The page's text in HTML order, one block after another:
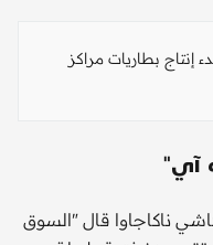
بطاريات مراكز
آي"
ناكاجاوا قال "السوق